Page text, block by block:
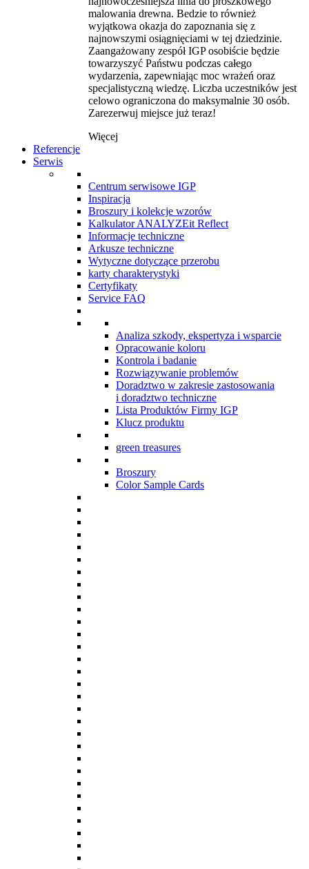
malowania drewna. Bedzie to również
wyjątkowa okazja do zapoznania się z
najnowszymi osiągnięciami w tej dziedzinie.
Zaangażowany zespół IGP osobiście będzie
towarzyszyć Państwu podczas całego
wydarzenia, zapewniając moc wrażeń oraz
specjalistyczną wiedzę. Liczba uczestników jest
celowo ograniczona do maksymalnie 30 osób.
Zarezerwuj miejsce już teraz!
Więcej
Referencje
Serwis
Centrum serwisowe IGP
Inspiracja
Broszury i kolekcje wzorów
Kalkulator ANALYZEit Reflect
Informacje techniczne
Arkusze techniczne
Wytyczne dotyczące przerobu
karty charakterystyki
Certyfikaty
Service FAQ
Analiza szkody, ekspertyza i wsparcie
Opracowanie koloru
Kontrola i badanie
Rozwiązywanie problemów
Doradztwo w zakresie zastosowania
i doradztwo techniczne
Lista Produktów Firmy IGP
Klucz produktu
green treasures
Broszury
Color Sample Cards